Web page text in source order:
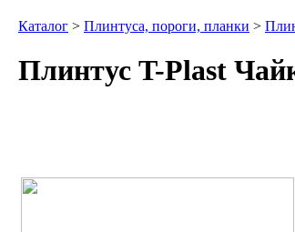
Каталог > Плинтуса, пороги, планки >
Плинтус T-Plast